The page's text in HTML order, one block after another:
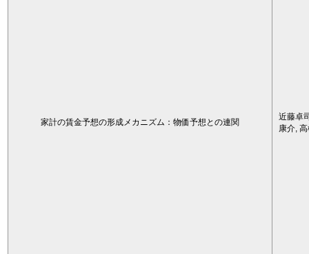
家計の賃金予想の形成メカニズム：物価予想との連関
近藤卓
康介,